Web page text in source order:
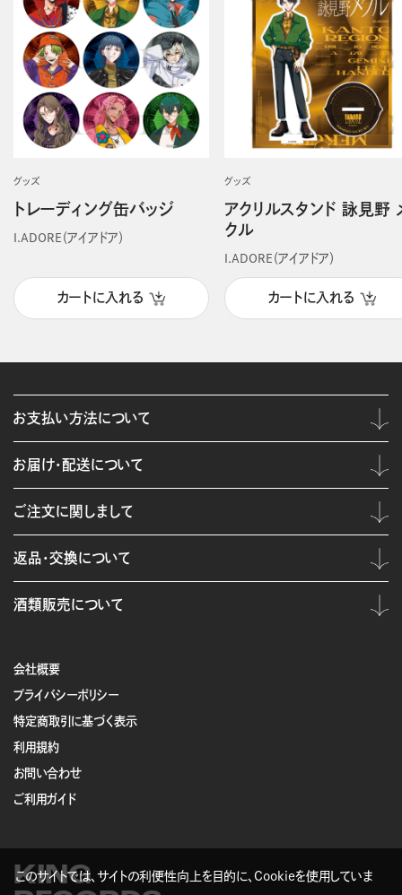
グッズ
トレーディング缶バッジ
I.ADORE（アイアドア）
カートに入れる
グッズ
アクリルスタンド 詠見野
クル
I.ADORE（アイアドア）
カートに入れる
会社概要
プライバシーポリシー
特定商取引に基づく表示
利用規約
お問い合わせ
ご利用ガイド
KING
お支払い方法について
お届け・配送について
ご注文に関しまして
返品・交換について
酒類販売について
このサイトでは、サイトの利便性向上を目的に、Cookieを使用していま